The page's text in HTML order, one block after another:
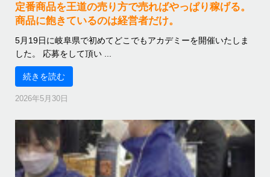
定番商品を王道の売り方で売ればやっぱり稼げる。
商品に飽きているのは経営者だけ。
5月19日に岐阜県で初めてどこでもアカデミーを開催いたしま
した。 応募をして頂い ...
続きを読む
2026年5月30日